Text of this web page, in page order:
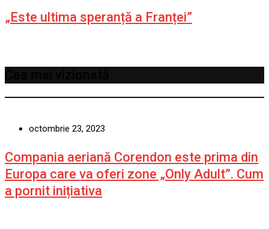
„Este ultima speranță a Franței”
octombrie 23, 2023
Compania aeriană Corendon este prima din
Europa care va oferi zone „Only Adult”. Cum
a pornit inițiativa